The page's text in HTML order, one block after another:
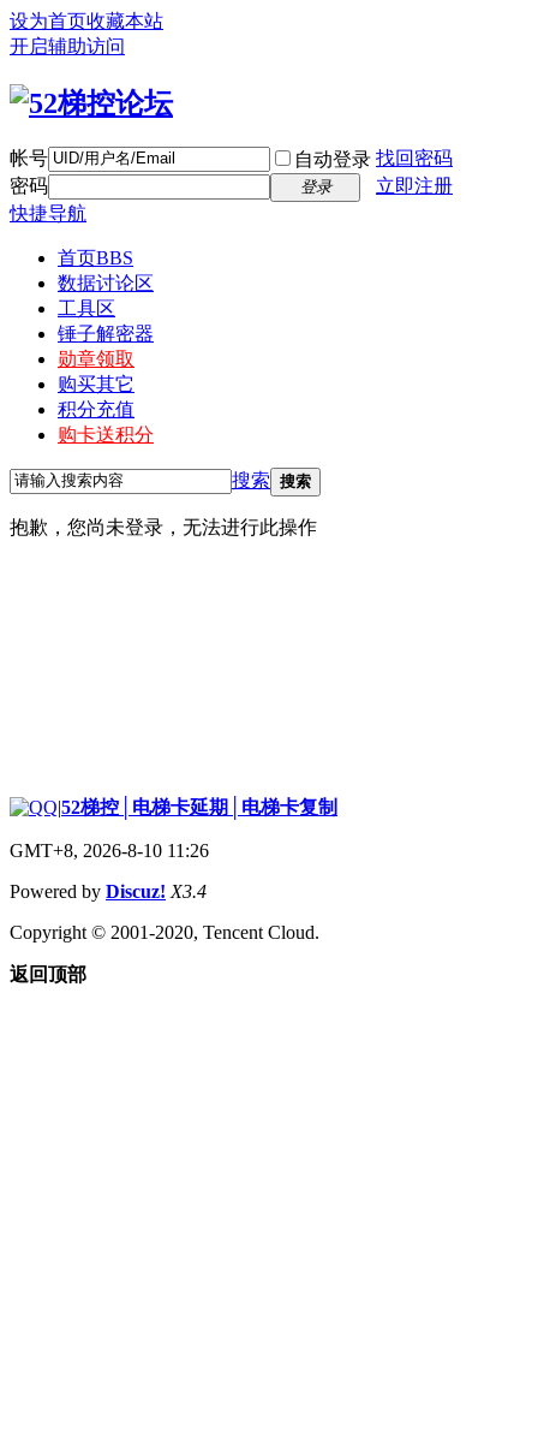
设为首页收藏本站
开启辅助访问
帐号 自动登录 找回密码
密码
登录
立即注册
快捷导航
首页BBS
数据讨论区
工具区
锤子解密器
勋章领取
购买其它
积分充值
购卡送积分
搜索 搜索
抱歉，您尚未登录，无法进行此操作
|52梯控│电梯卡延期│电梯卡复制
GMT+8, 2026-8-10 11:26
Powered by Discuz! X3.4
Copyright © 2001-2020, Tencent Cloud.
返回顶部